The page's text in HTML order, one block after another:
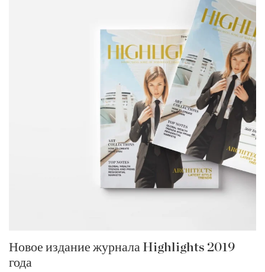
Новое издание журнала Highlights 2019
года